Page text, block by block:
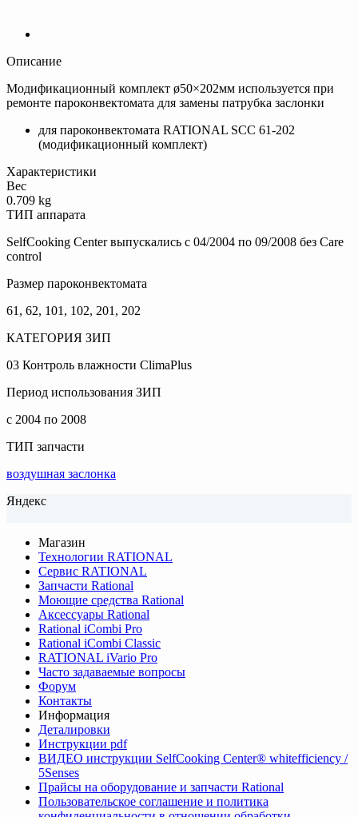
Описание
Модификационный комплект ø50×202мм используется при
ремонте пароконвектомата для замены патрубка заслонки
для пароконвектомата RATIONAL SCC 61-202
(модификационный комплект)
Характеристики
Вес
0.709 kg
ТИП аппарата
SelfCooking Center выпускались с 04/2004 по 09/2008 без Care
control
Размер пароконвектомата
61, 62, 101, 102, 201, 202
КАТЕГОРИЯ ЗИП
03 Контроль влажности ClimaPlus
Период использования ЗИП
с 2004 по 2008
ТИП запчасти
воздушная заслонка
Яндекс
Магазин
Технологии RATIONAL
Сервис RATIONAL
Запчасти Rational
Моющие средства Rational
Аксессуары Rational
Rational iCombi Pro
Rational iCombi Classic
RATIONAL iVario Pro
Часто задаваемые вопросы
Форум
Контакты
Информация
Деталировки
Инструкции pdf
ВИДЕО инструкции SelfCooking Center® whitefficiency /
5Senses
Прайсы на оборудование и запчасти Rational
Пользовательское соглашение и политика